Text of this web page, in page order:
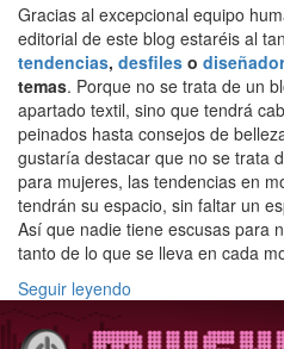
Gracias al excepcional equipo
editorial de este blog estaréis al
tendencias, desfiles o
temas. Porque no se trata de un
apartado textil, sino que tendrá
peinados hasta consejos de
gustaría destacar que no se trata
para mujeres, las tendencias en
tendrán su espacio, sin faltar un
Así que nadie tiene escusas para
tanto de lo que se lleva en cada
Seguir leyendo